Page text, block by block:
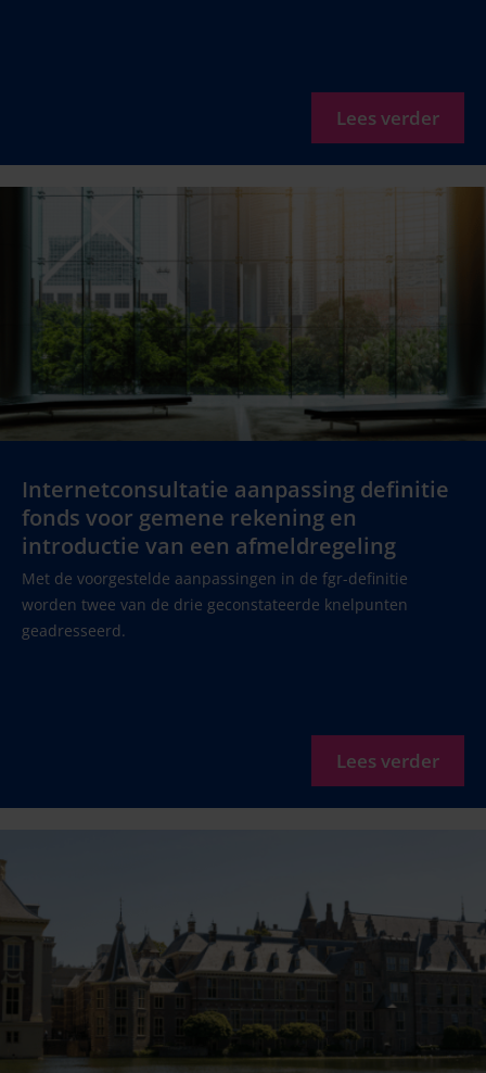
Lees verder
Internetconsultatie aanpassing definitie
fonds voor gemene rekening en
introductie van een afmeldregeling
Met de voorgestelde aanpassingen in de fgr-definitie
worden twee van de drie geconstateerde knelpunten
geadresseerd.
Lees verder